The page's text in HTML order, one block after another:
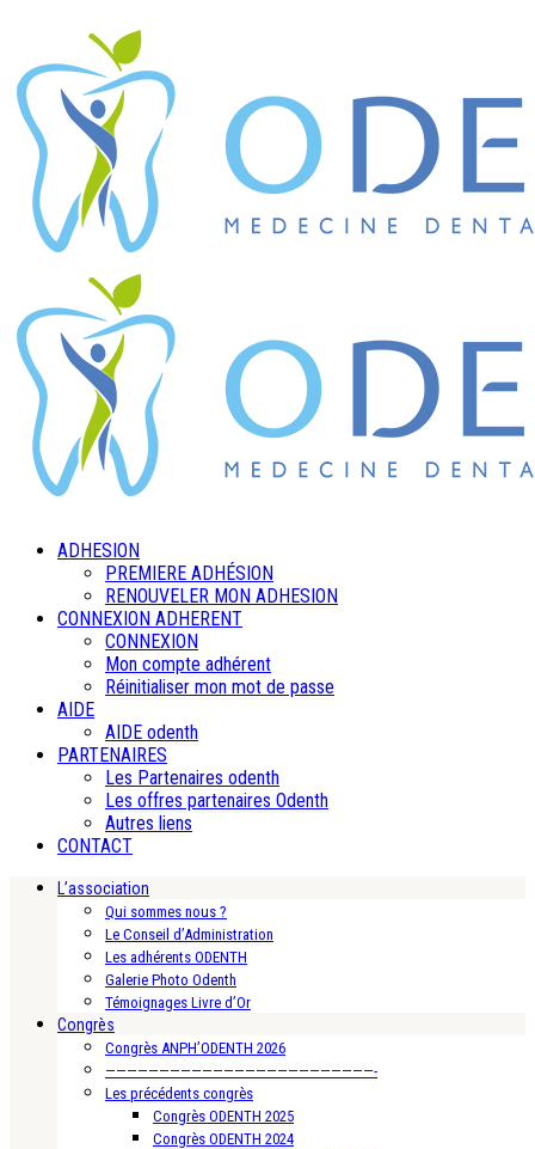
ADHESION
PREMIERE ADHÉSION
RENOUVELER MON ADHESION
CONNEXION ADHERENT
CONNEXION
Mon compte adhérent
Réinitialiser mon mot de passe
AIDE
AIDE odenth
PARTENAIRES
Les Partenaires odenth
Les offres partenaires Odenth
Autres liens
CONTACT
L’association
Qui sommes nous ?
Le Conseil d’Administration
Les adhérents ODENTH
Galerie Photo Odenth
Témoignages Livre d’Or
Congrès
Congrès ANPH’ODENTH 2026
—————————————————————————-
Les précédents congrès
Congrès ODENTH 2025
Congrès ODENTH 2024